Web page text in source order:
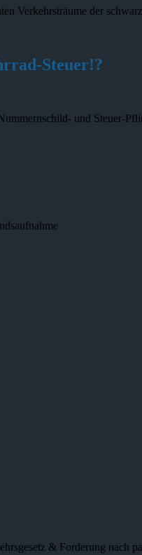
Verkehrsträume der
Steuer!?
und Steuer-
& Forderung nach